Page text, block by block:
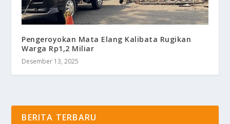
Pengeroyokan Mata Elang Kalibata Rugikan
Warga Rp1,2 Miliar
Desember 13, 2025
BERITA TERBARU